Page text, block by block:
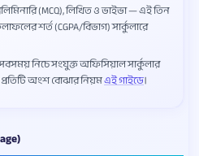
(MCQ), লিখিত ও ভাইভা — এই তিন
শর্ত (CGPA/বিভাগ) সার্কুলারে
নিচে সংযুক্ত অফিসিয়াল সার্কুলার
অংশ বোঝার নিয়মএই গাইডে।